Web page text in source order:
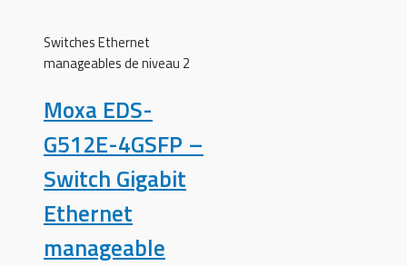
Switches Ethernet
manageables de niveau 2
Moxa EDS-
G512E-4GSFP –
Switch Gigabit
Ethernet
manageable